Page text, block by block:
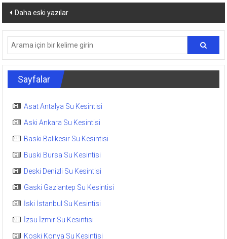
Yazı
dolaşımı
Daha eski yazılar
Sayfalar
Asat Antalya Su Kesintisi
Aski Ankara Su Kesintisi
Baski Balıkesir Su Kesintisi
Buski Bursa Su Kesintisi
Deski Denizli Su Kesintisi
Gaski Gaziantep Su Kesintisi
İski İstanbul Su Kesintisi
İzsu İzmir Su Kesintisi
Koski Konya Su Kesintisi